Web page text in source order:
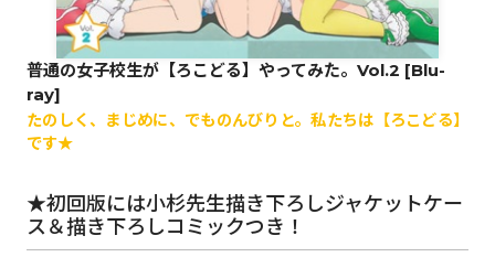
コミックガルド
リキューレ
普通の女子校生が【ろこどる】やってみた。Vol.2 [Blu-
ray]
たのしく、まじめに、でものんびりと。私たちは【ろこどる】
です★
★初回版には小杉先生描き下ろしジャケットケー
ス＆描き下ろしコミックつき！